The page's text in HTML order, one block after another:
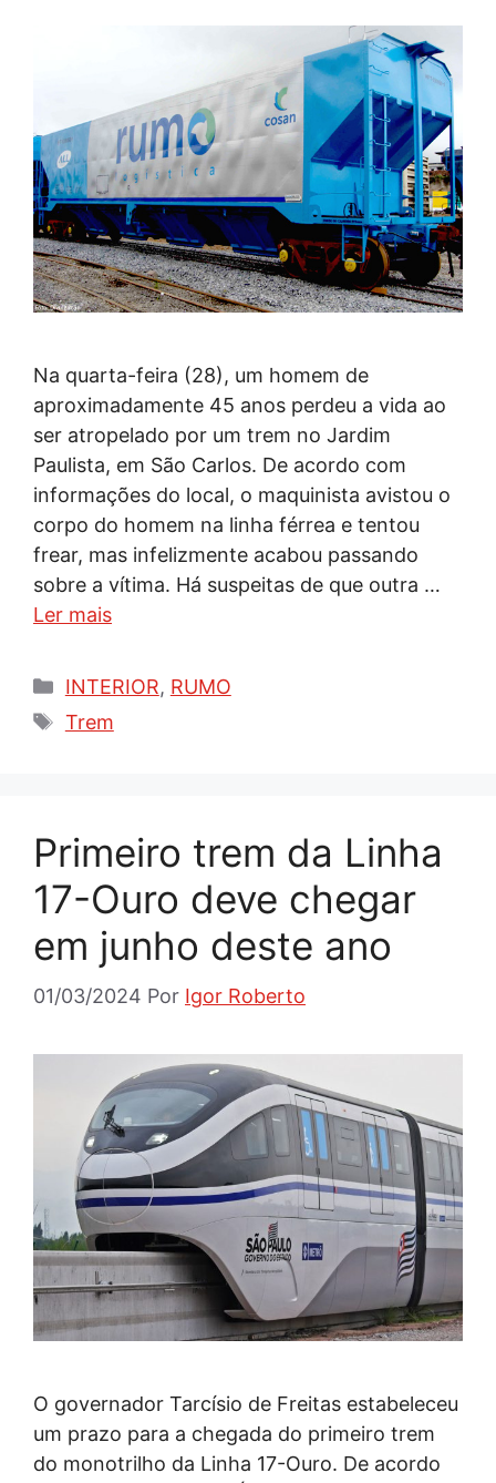
Na quarta-feira (28), um homem de
aproximadamente 45 anos perdeu a vida ao
ser atropelado por um trem no Jardim
Paulista, em São Carlos. De acordo com
informações do local, o maquinista avistou o
corpo do homem na linha férrea e tentou
frear, mas infelizmente acabou passando
sobre a vítima. Há suspeitas de que outra …
Ler mais
Categorias
INTERIOR, RUMO
Tags
Trem
Primeiro trem da Linha
17-Ouro deve chegar
em junho deste ano
01/03/2024 Por Igor Roberto
O governador Tarcísio de Freitas estabeleceu
um prazo para a chegada do primeiro trem
do monotrilho da Linha 17-Ouro. De acordo